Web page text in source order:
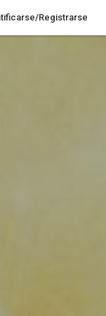
Registrarse